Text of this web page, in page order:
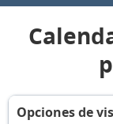
Opciones de